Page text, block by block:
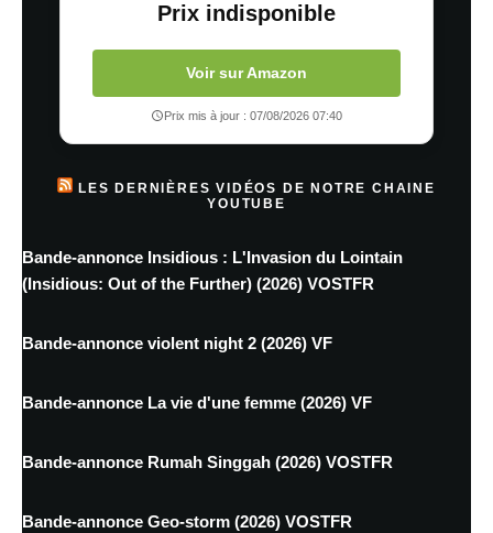
Prix indisponible
Voir sur Amazon
Prix mis à jour : 07/08/2026 07:40
LES DERNIÈRES VIDÉOS DE NOTRE CHAINE
YOUTUBE
Bande-annonce Insidious : L'Invasion du Lointain
(Insidious: Out of the Further) (2026) VOSTFR
Bande-annonce violent night 2 (2026) VF
Bande-annonce La vie d'une femme (2026) VF
Bande-annonce Rumah Singgah (2026) VOSTFR
Bande-annonce Geo-storm (2026) VOSTFR